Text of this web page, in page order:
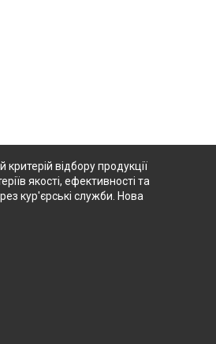
відбору продукції
якості, ефективності та
кур'єрські служби. Нова